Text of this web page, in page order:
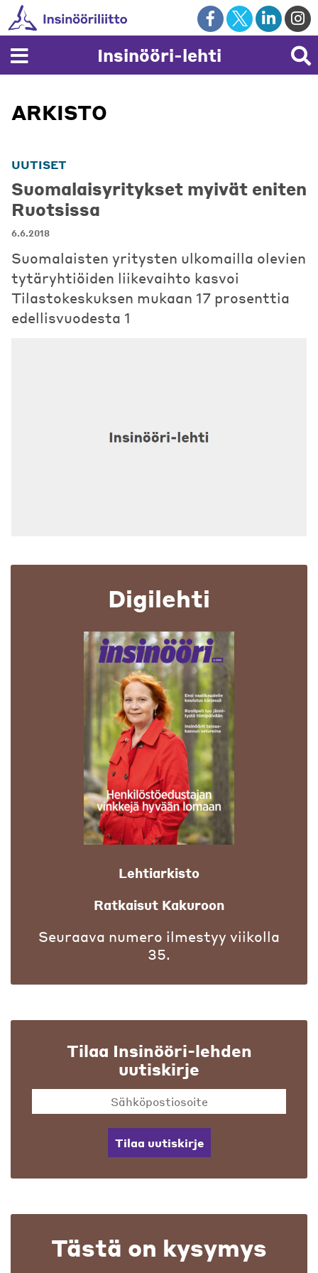
Skip
to
content
Insinööri-lehti
ARKISTO
UUTISET
Suomalaisyritykset myivät eniten
Ruotsissa
6.6.2018
Suomalaisten yritysten ulkomailla olevien
tytäryhtiöiden liikevaihto kasvoi
Tilastokeskuksen mukaan 17 prosenttia
edellisvuodesta 1
Digilehti
Lehtiarkisto
Ratkaisut Kakuroon
Seuraava numero ilmestyy viikolla
35.
Tilaa Insinööri-lehden
uutiskirje
Tilaa uutiskirje
Tästä on kysymys